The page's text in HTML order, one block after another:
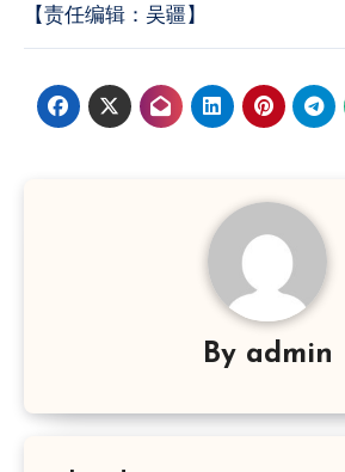
【责任编辑：吴疆】
By admin